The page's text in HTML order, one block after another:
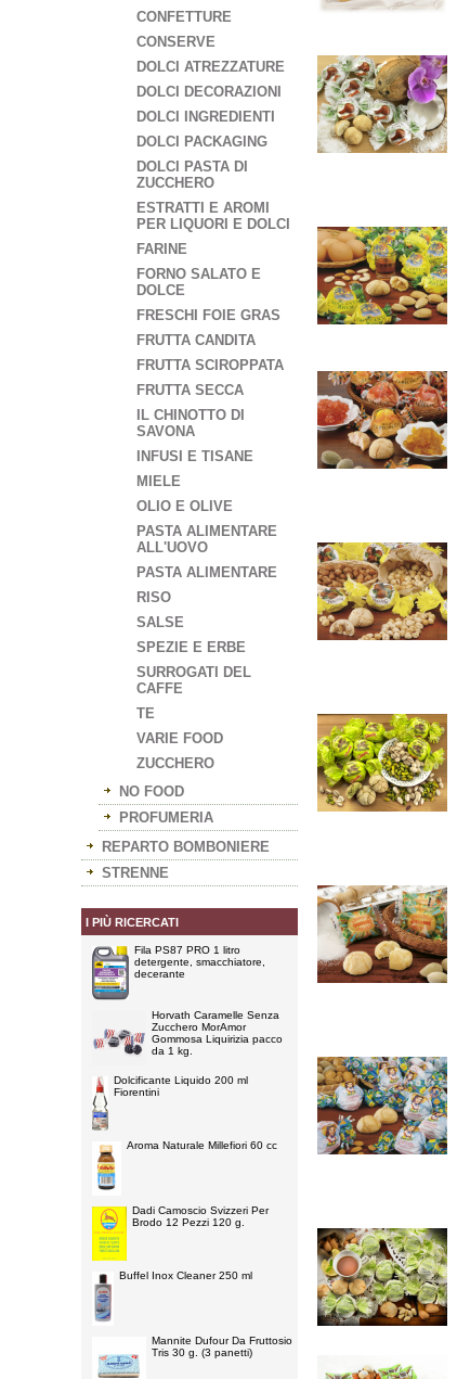
CONFETTURE
CONSERVE
DOLCI ATREZZATURE
DOLCI DECORAZIONI
DOLCI INGREDIENTI
DOLCI PACKAGING
DOLCI PASTA DI
ZUCCHERO
ESTRATTI E AROMI
PER LIQUORI E DOLCI
FARINE
FORNO SALATO E
DOLCE
FRESCHI FOIE GRAS
FRUTTA CANDITA
FRUTTA SCIROPPATA
FRUTTA SECCA
IL CHINOTTO DI
SAVONA
INFUSI E TISANE
MIELE
OLIO E OLIVE
PASTA ALIMENTARE
ALL'UOVO
PASTA ALIMENTARE
RISO
SALSE
SPEZIE E ERBE
SURROGATI DEL
CAFFE
TE
VARIE FOOD
ZUCCHERO
NO FOOD
PROFUMERIA
REPARTO BOMBONIERE
STRENNE
I PIÙ RICERCATI
Fila PS87 PRO 1 litro
detergente, smacchiatore,
decerante
Horvath Caramelle Senza
Zucchero MorAmor
Gommosa Liquirizia pacco
da 1 kg.
Dolcificante Liquido 200 ml
Fiorentini
Aroma Naturale Millefiori 60 cc
Dadi Camoscio Svizzeri Per
Brodo 12 Pezzi 120 g.
Buffel Inox Cleaner 250 ml
Mannite Dufour Da Fruttosio
Tris 30 g. (3 panetti)